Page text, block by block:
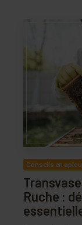
Conseils en
Ruche :